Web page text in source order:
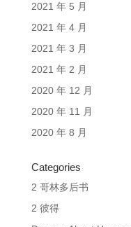
2021 年 5 月
2021 年 4 月
2021 年 3 月
2021 年 2 月
2020 年 12 月
2020 年 11 月
2020 年 8 月
Categories
2 哥林多后书
2 彼得